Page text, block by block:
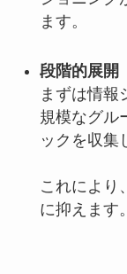
ます。
段階的展開
まずは情報
規模なグル
ックを収集
これにより
に抑えます。